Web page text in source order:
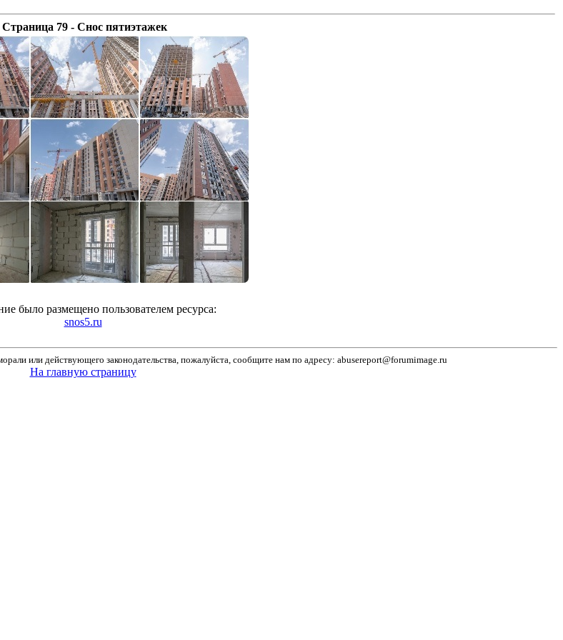
Страница 79 - Снос пятиэтажек
было размещено пользователем ресурса:
snos5.ru
или действующего законодательства, пожалуйста, сообщите нам по адресу: abusereport@forumimage.ru
На главную страницу